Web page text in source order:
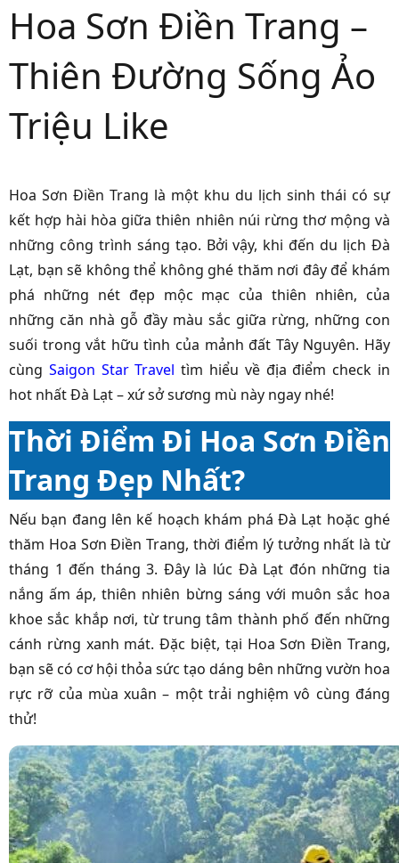
Hoa Sơn Điền Trang –
Thiên Đường Sống Ảo
Triệu Like
Hoa Sơn Điền Trang là một khu du lịch sinh thái có sự
kết hợp hài hòa giữa thiên nhiên núi rừng thơ mộng và
những công trình sáng tạo. Bởi vậy, khi đếndu lịch Đà
Lạt, bạn sẽ không thể không ghé thăm nơi đây để khám
phá những nét đẹp mộc mạc của thiên nhiên, của
những căn nhà gỗ đầy màu sắc giữa rừng, những con
suối trong vắt hữu tình của mảnh đất Tây Nguyên. Hãy
cùng Saigon Star Travel tìm hiểu về địa điểm check in
hot nhất Đà Lạt – xứ sở sương mù này ngay nhé!
Thời Điểm Đi Hoa Sơn Điền
Trang Đẹp Nhất?
Nếu bạn đang lên kế hoạch khám phá Đà Lạt hoặc ghé
thăm Hoa Sơn Điền Trang, thời điểm lý tưởng nhất là từ
tháng 1 đến tháng 3. Đây là lúc Đà Lạt đón những tia
nắng ấm áp, thiên nhiên bừng sáng với muôn sắc hoa
khoe sắc khắp nơi, từ trung tâm thành phố đến những
cánh rừng xanh mát. Đặc biệt, tại Hoa Sơn Điền Trang,
bạn sẽ có cơ hội thỏa sức tạo dáng bên những vườn hoa
rực rỡ của mùa xuân – một trải nghiệm vô cùng đáng
thử!